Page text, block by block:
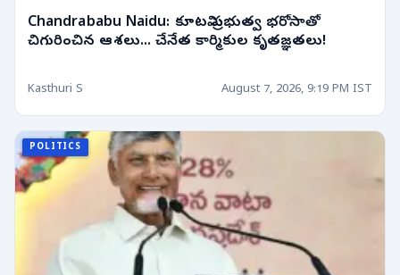
Chandrababu Naidu: కూటమి ప్రభుత్వ భరోసాతో
చిగురించిన ఆశలు... చేనేత కార్మికుల కృతజ్ఞతలు!
Kasthuri S August 7, 2026, 9:19 PM IST
POLITICS